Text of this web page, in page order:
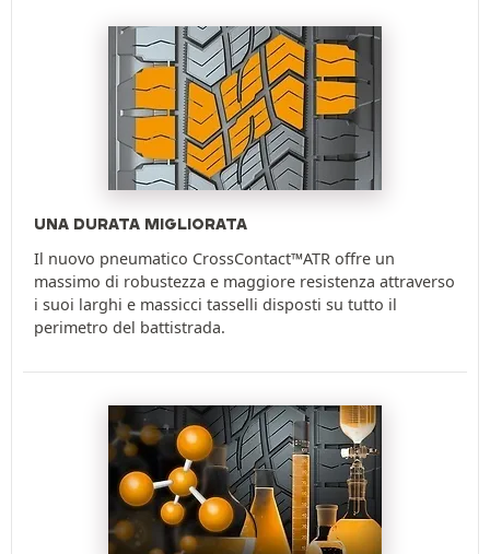
UNA DURATA MIGLIORATA
Il nuovo pneumatico CrossContact™ATR offre un
massimo di robustezza e maggiore resistenza attraverso
i suoi larghi e massicci tasselli disposti su tutto il
perimetro del battistrada.